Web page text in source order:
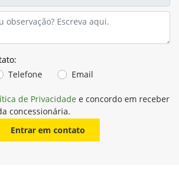
Telefone Email
de Privacidade e concordo em receber
concessionária.
Entrar em contato